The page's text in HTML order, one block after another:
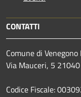
CONTATTI
Comune di
Via Mauceri, 5 21040
Codice Fiscale: